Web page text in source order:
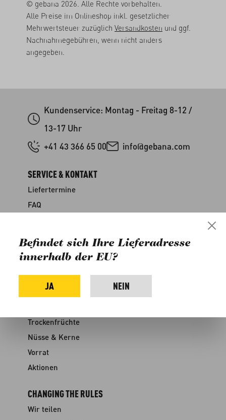
© gebana 2026. Alle Rechte vorbehalten.
Alle Preise im Onlineshop inkl. gesetzlicher
Mehrwertsteuer zuzüglich Versandkosten und ggf.
Nachnahmegebühren, wenn nicht anders
angegeben.
Kundenservice: Montag - Freitag 8-12 /
13-17 Uhr
+41 43 366 65 00
info@gebana.com
SERVICE & KONTAKT
Liefertermine
FAQ
Kontakt
SHOP
Trockenfrüchte
Nüsse & Kerne
Vorrat
Aktionen
CHANGING THE RULES
Wir teilen
Befindet sich Ihre Lieferadresse
innerhalb der EU?
JA NEIN